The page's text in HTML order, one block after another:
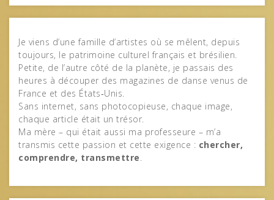
Je viens d’une famille d’artistes où se mêlent, depuis
toujours, le patrimoine culturel français et brésilien.
Petite, de l’autre côté de la planète, je passais des
heures à découper des magazines de danse venus de
France et des États‑Unis.
Sans internet, sans photocopieuse, chaque image,
chaque article était un trésor.
Ma mère – qui était aussi ma professeure – m’a
transmis cette passion et cette exigence : chercher,
comprendre, transmettre.